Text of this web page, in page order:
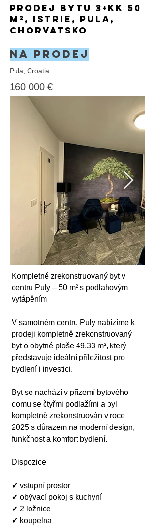
Prodej bytu 3+kk 50
m², Istrie, Pula,
Chorvatsko
Na prodej
Pula, Croatia
160 000 €
Kompletně zrekonstruovaný byt v
centru Puly – 50 m² s podlahovým
vytápěním
V samotném centru Puly nabízíme k
prodeji kompletně zrekonstruovaný
byt o obytné ploše 49,33 m², který
představuje ideální příležitost pro
bydlení i investici.
Byt se nachází v přízemí bytového
domu se čtyřmi podlažími a byl
kompletně zrekonstruován v roce
2025 s důrazem na moderní design,
funkčnost a komfort bydlení.
Dispozice
✔ vstupní prostor
✔ obývací pokoj s kuchyní
✔ 2 ložnice
✔ koupelna